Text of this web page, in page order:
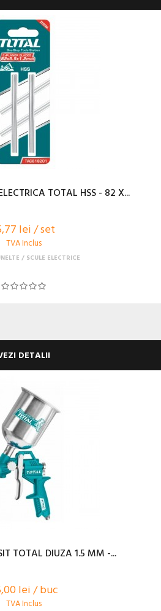
TOTAL HSS - 82 X...
lei / set
TVA Inclus
SCULE ELECTRICE
DETALII
TOTAL DIUZA 1.5 MM -...
lei / buc
TVA Inclus